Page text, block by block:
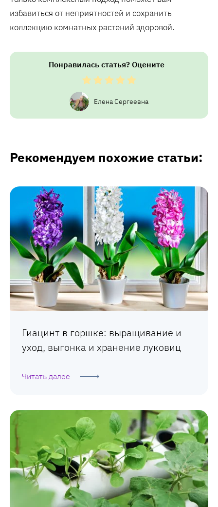
избавиться от неприятностей и сохранить
коллекцию комнатных растений здоровой.
Понравилась статья? Оцените
Елена Сергеевна
Рекомендуем похожие статьи:
Гиацинт в горшке: выращивание и
уход, выгонка и хранение луковиц
Читать далее